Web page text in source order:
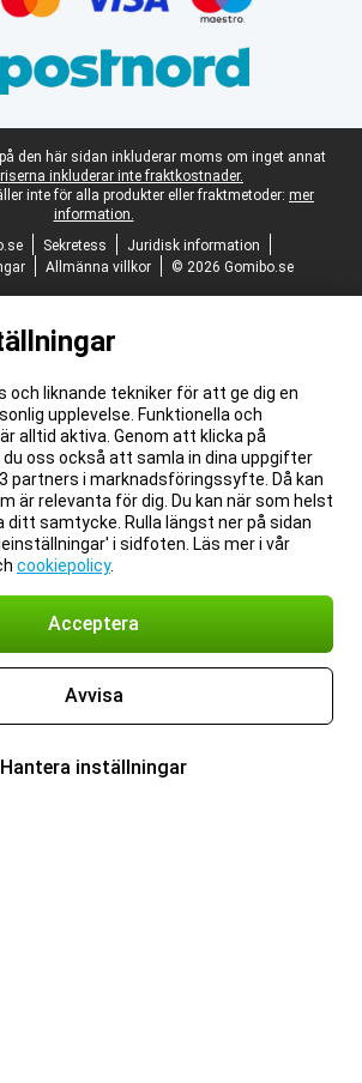
den här sidan inkluderar moms om inget annat
inkluderar inte fraktkostnader.
inte för alla produkter eller fraktmetoder: mer
information.
Sekretess
Juridisk information
Allmänna villkor © 2026 Gomibo.se
och liknande tekniker för att ge dig en
upplevelse. Funktionella och
alltid aktiva. Genom att klicka på
du oss också att samla in dina uppgifter
partners i marknadsföringssyfte. Då kan
är relevanta för dig. Du kan när som helst
ditt samtycke. Rulla längst ner på sidan
i sidfoten. Läs mer i vår
cookiepolicy.
Acceptera
Avvisa
Hantera inställningar